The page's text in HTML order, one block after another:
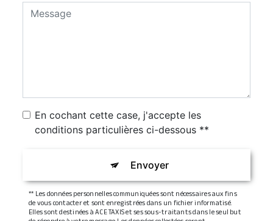
En cochant cette case, j'accepte les
conditions particulières ci-dessous **
Envoyer
** Les données personnelles communiquées sont nécessaires aux fins
de vous contacter et sont enregistrées dans un fichier informatisé.
Elles sont destinées à ACE TAXIS et ses sous-traitants dans le seul but